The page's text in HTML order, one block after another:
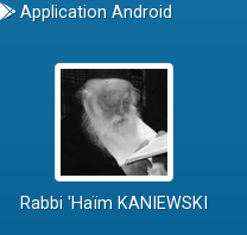
Application Android
Rabbi 'Haïm KANIEWSKI